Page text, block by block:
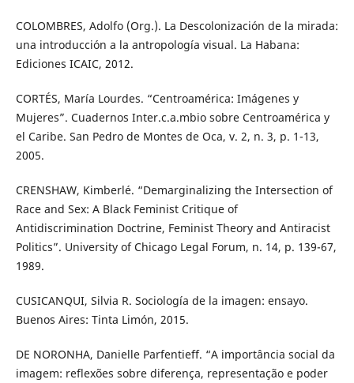
COLOMBRES, Adolfo (Org.). La Descolonización de la mirada:
una introducción a la antropología visual. La Habana:
Ediciones ICAIC, 2012.
CORTÉS, María Lourdes. “Centroamérica: Imágenes y
Mujeres”. Cuadernos Inter.c.a.mbio sobre Centroamérica y
el Caribe. San Pedro de Montes de Oca, v. 2, n. 3, p. 1-13,
2005.
CRENSHAW, Kimberlé. “Demarginalizing the Intersection of
Race and Sex: A Black Feminist Critique of
Antidiscrimination Doctrine, Feminist Theory and Antiracist
Politics”. University of Chicago Legal Forum, n. 14, p. 139-67,
1989.
CUSICANQUI, Silvia R. Sociología de la imagen: ensayo.
Buenos Aires: Tinta Limón, 2015.
DE NORONHA, Danielle Parfentieff. “A importância social da
imagem: reflexões sobre diferença, representação e poder